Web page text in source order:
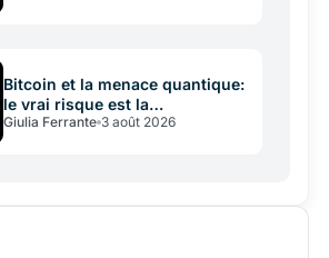
Bitcoin et la menace quantique:
le vrai risque est la
gouvernance
Giulia Ferrante 3 août 2026